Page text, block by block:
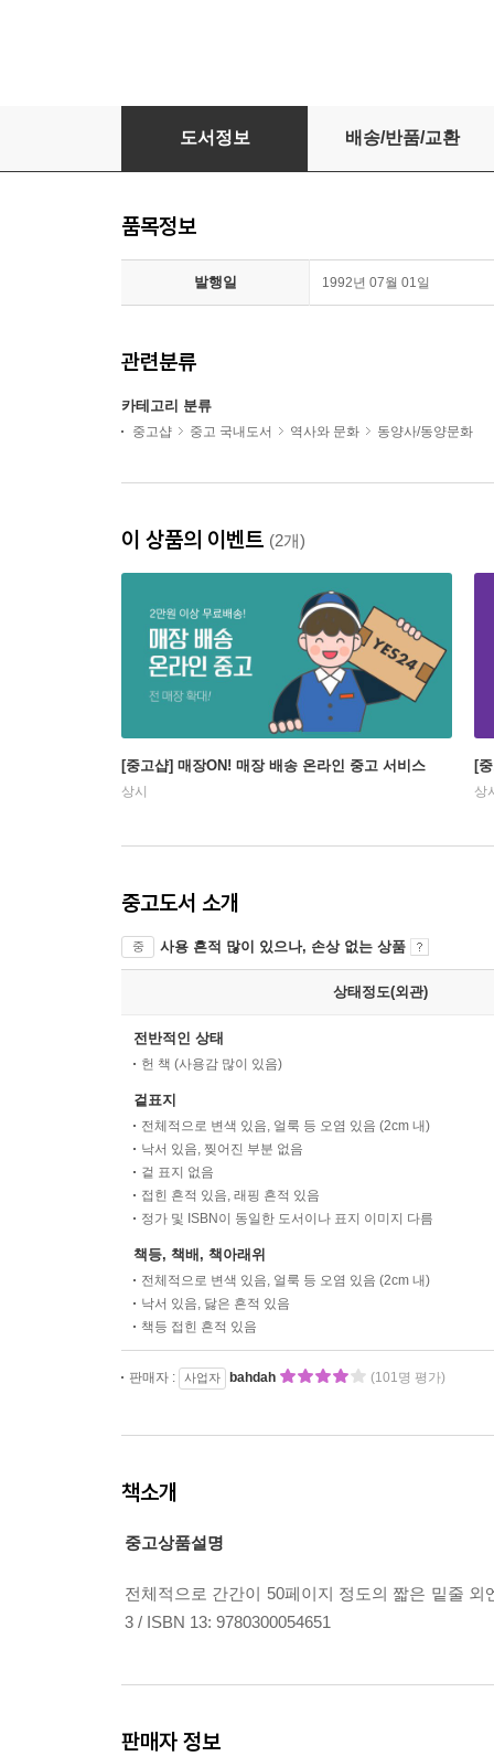
Peasant Power in China (Hardcover) - The
도서정보 배송/반품/교환
품목정보
발행일 1992년 07월 01일
관련분류
카테고리 분류
중고샵 중고 국내도서 역사와 문화 동양사/동양문화
이 상품의 이벤트 (2개)
[중고샵] 매장ON! 매장 배송 온라인 중고 서비스
상시
[
상
중고도서 소개
중 사용 흔적 많이 있으나, 손상 없는 상품
상태정도(외관)
전반적인 상태
헌 책 (사용감 많이 있음)
겉표지
전체적으로 변색 있음, 얼룩 등 오염 있음 (2cm 내)
낙서 있음, 찢어진 부분 없음
겉 표지 없음
접힌 흔적 있음, 래핑 흔적 있음
정가 및 ISBN이 동일한 도서이나 표지 이미지 다름
책등, 책배, 책아래위
전체적으로 변색 있음, 얼룩 등 오염 있음 (2cm 내)
낙서 있음, 닳은 흔적 있음
책등 접힌 흔적 있음
판매자 : 사업자 bahdah (101명 평가)
책소개
중고상품설명
전체적으로 간간이 50페이지 정도의 짧은 밑줄
3 / ISBN 13: 9780300054651
판매자 정보